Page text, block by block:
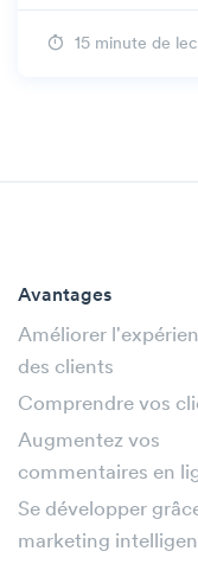
gérer
15 minute de
Avantages
Améliorer
des clients
Comprendre vos
Augmentez vos
commentaires en
Se développer
marketing